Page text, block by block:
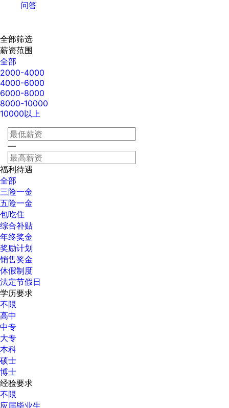
问答
全部筛选
薪资范围
全部
2000-4000
4000-6000
6000-8000
8000-10000
10000以上
—
福利待遇
全部
三险一金
五险一金
包吃住
综合补贴
年终奖金
奖励计划
销售奖金
休假制度
法定节假日
学历要求
不限
高中
中专
大专
本科
硕士
博士
经验要求
不限
应届毕业生